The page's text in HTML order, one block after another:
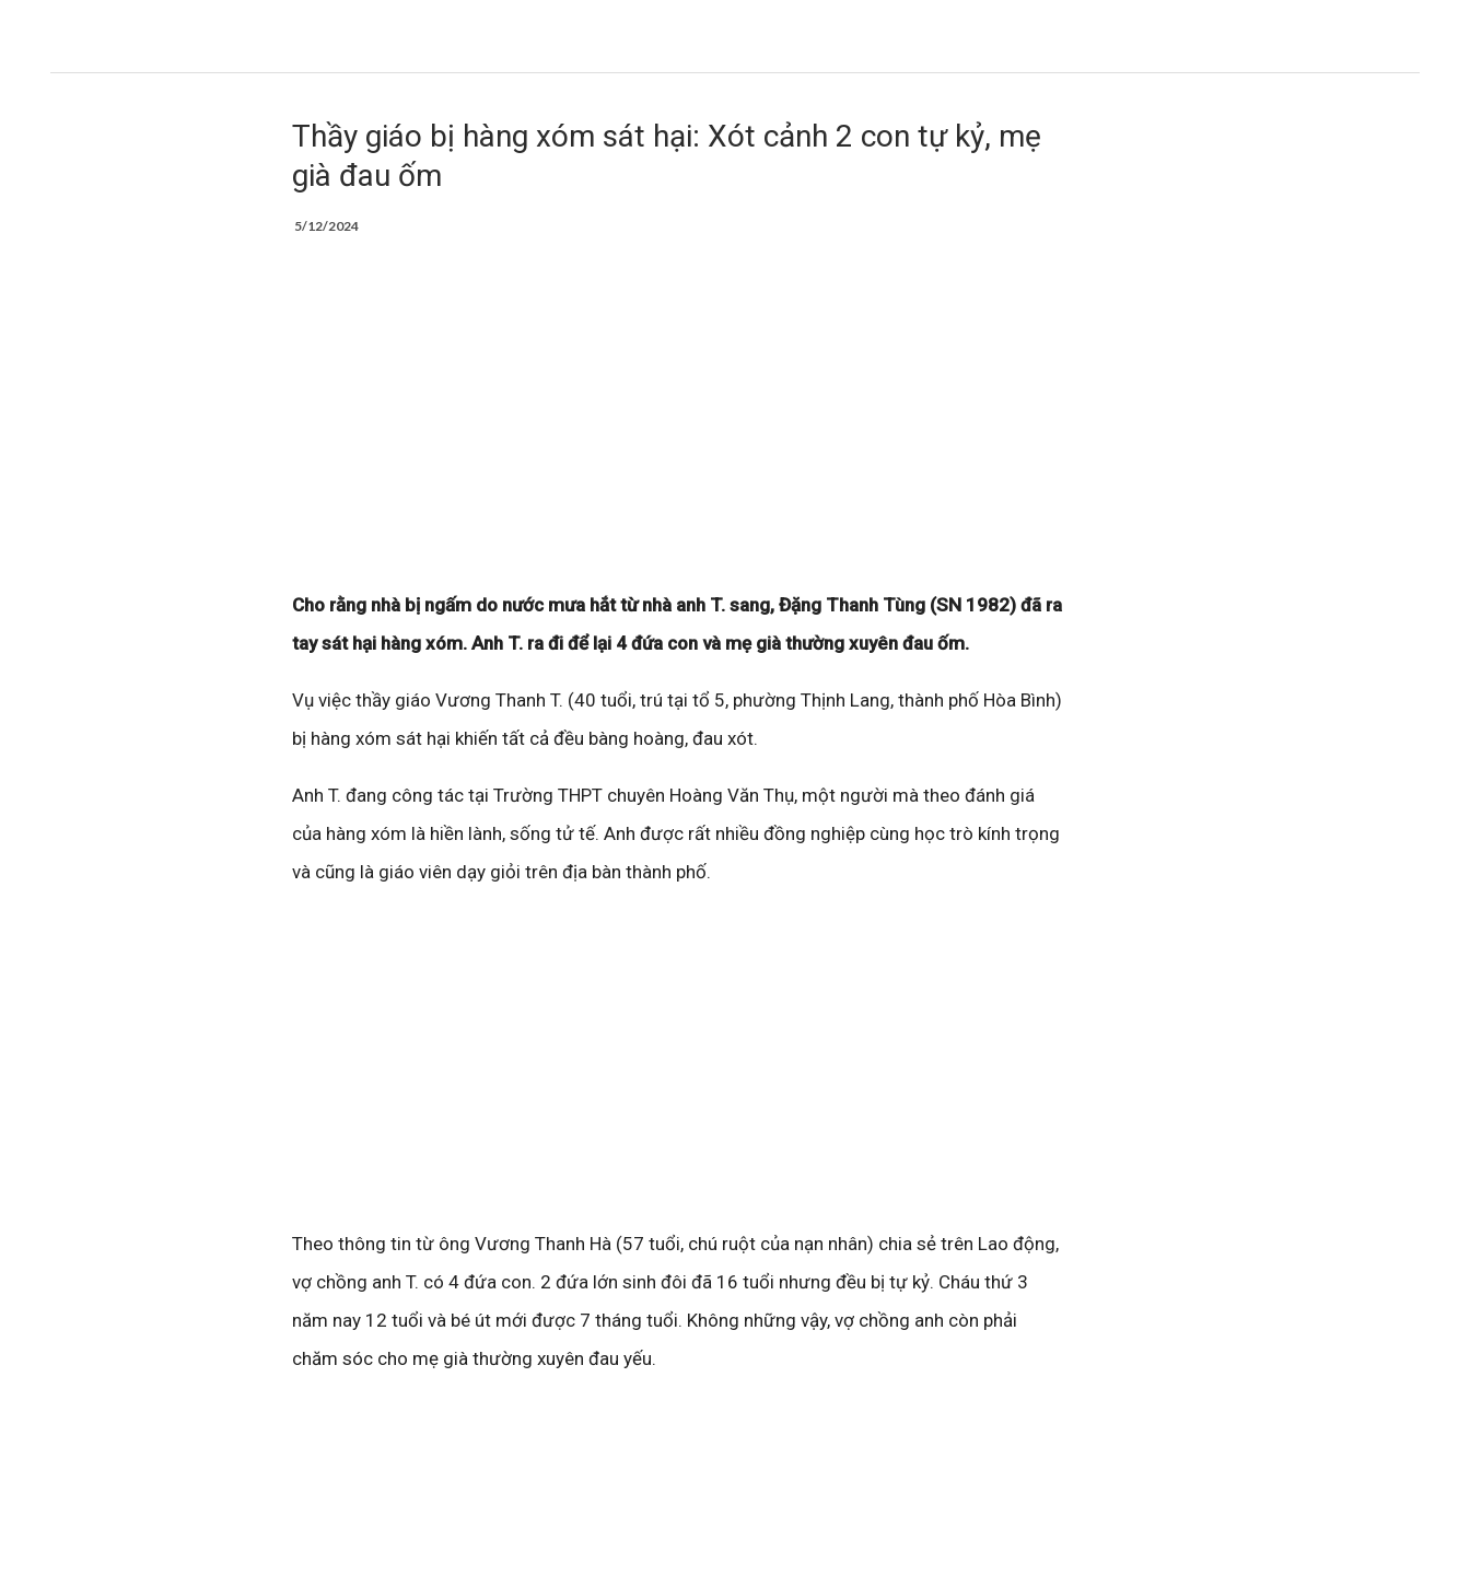
Thầy giáo bị hàng xóm sát hại: Xót cảnh 2 con tự kỷ, mẹ
già đau ốm
5/12/2024
Cho rằng nhà bị ngấm do nước mưa hắt từ nhà anh T. sang, Đặng Thanh Tùng (SN 1982) đã ra
tay sát hại hàng xóm. Anh T. ra đi để lại 4 đứa con và mẹ già thường xuyên đau ốm.
Vụ việc thầy giáo Vương Thanh T. (40 tuổi, trú tại tổ 5, phường Thịnh Lang, thành phố Hòa Bình)
bị hàng xóm sát hại khiến tất cả đều bàng hoàng, đau xót.
Anh T. đang công tác tại Trường THPT chuyên Hoàng Văn Thụ, một người mà theo đánh giá
của hàng xóm là hiền lành, sống tử tế. Anh được rất nhiều đồng nghiệp cùng học trò kính trọng
và cũng là giáo viên dạy giỏi trên địa bàn thành phố.
Theo thông tin từ ông Vương Thanh Hà (57 tuổi, chú ruột của nạn nhân) chia sẻ trên Lao động,
vợ chồng anh T. có 4 đứa con. 2 đứa lớn sinh đôi đã 16 tuổi nhưng đều bị tự kỷ. Cháu thứ 3
năm nay 12 tuổi và bé út mới được 7 tháng tuổi. Không những vậy, vợ chồng anh còn phải
chăm sóc cho mẹ già thường xuyên đau yếu.